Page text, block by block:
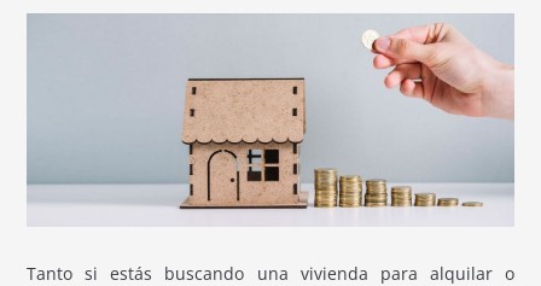
Tanto si estás buscando una vivienda para alquilar o